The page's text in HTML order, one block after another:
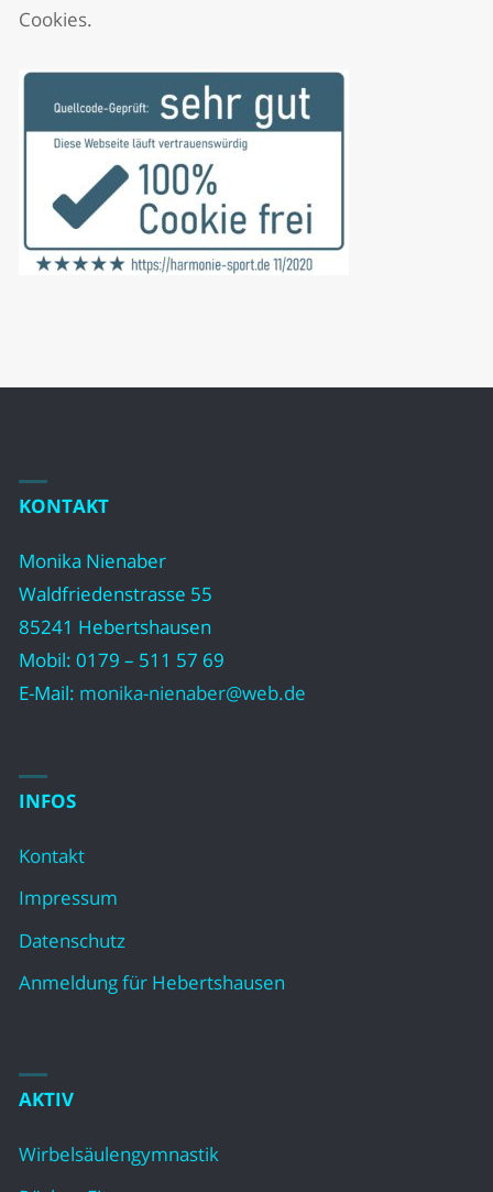
Cookies.
KONTAKT
Monika Nienaber
Waldfriedenstrasse 55
85241 Hebertshausen
Mobil: 0179 – 511 57 69
E-Mail: monika-nienaber@web.de
INFOS
Kontakt
Impressum
Datenschutz
Anmeldung für Hebertshausen
AKTIV
Wirbelsäulengymnastik